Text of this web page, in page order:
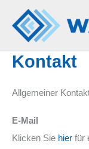
Inhalt
springen
Kontakt
Allgemeiner
E-Mail
Klicken Sie hier für